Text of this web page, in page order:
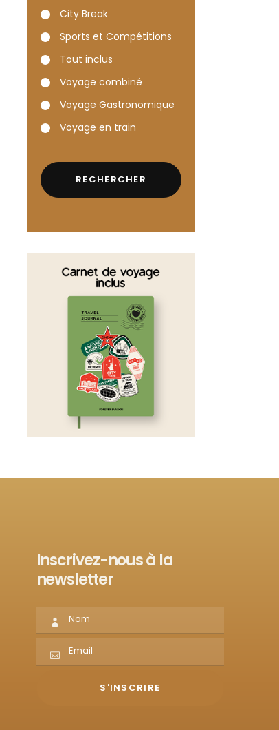
City Break
Sports et Compétitions
Tout inclus
Voyage combiné
Voyage Gastronomique
Voyage en train
Inscrivez-nous à la
newsletter